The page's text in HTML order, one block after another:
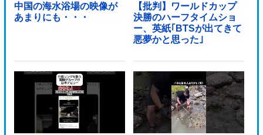
中国の海水浴場の映像が
あまりにも・・・
【批判】ワールドカップ
決勝のハーフタイムショ
ー、英紙｢BTSが出てきて
悪夢かと思った｣